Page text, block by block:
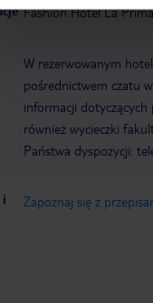
Fashion Hotel La Prima
W rezerwowanym
pośrednictwem czatu
informacji
również wycieczki
Państwa dyspozycji:
i
Zapoznaj się z